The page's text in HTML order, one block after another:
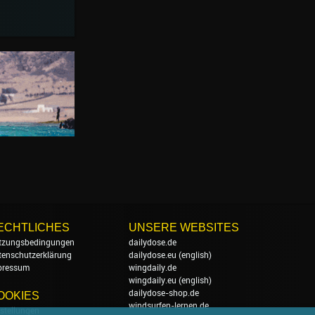
UNSERE WEBSITES
dailydose.de
dailydose.eu (english)
wingdaily.de
wingdaily.eu (english)
dailydose-shop.de
windsurfen-lernen.de